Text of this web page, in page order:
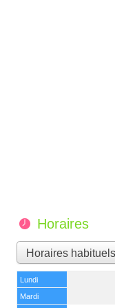
Horaires
Lundi
Mardi